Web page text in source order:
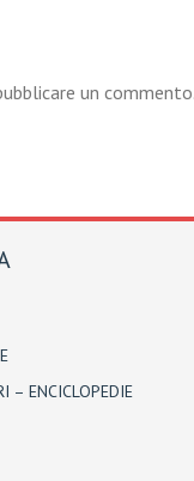
un commento.
– ENCICLOPEDIE